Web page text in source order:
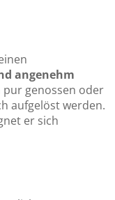
angenehm
pur genossen oder
aufgelöst werden.
er sich